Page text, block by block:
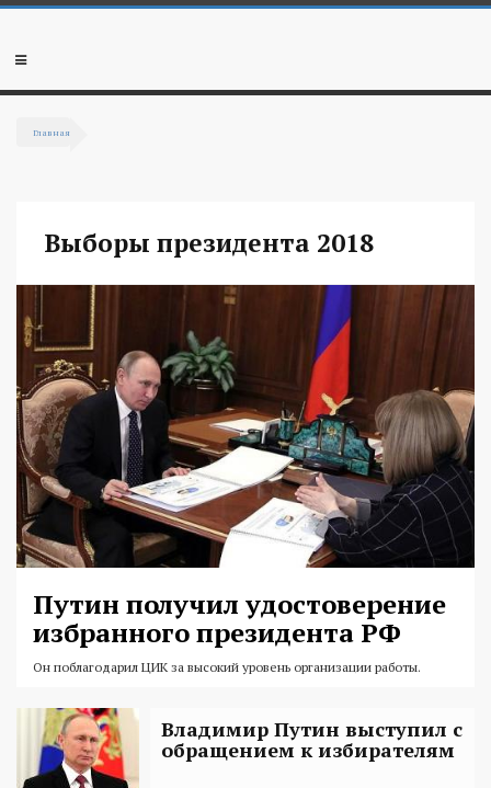
Перейти к основному содержанию
Мобильное
Главная
Выборы президента 2018
Путин получил удостоверение
избранного президента РФ
Он поблагодарил ЦИК за высокий уровень организации работы.
Владимир Путин выступил с
обращением к избирателям